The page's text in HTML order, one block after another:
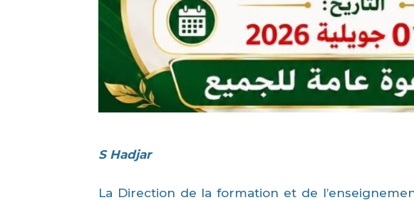
S Hadjar
La Direction de la formation et de